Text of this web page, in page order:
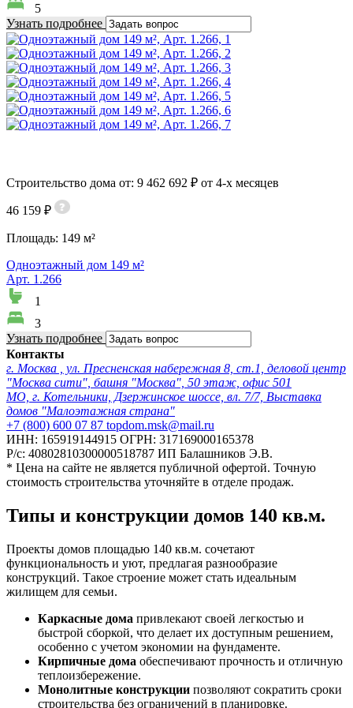
5
Узнать подробнее
Строительство дома от: 9 462 692 ₽ от 4-х месяцев
46 159 ₽
Площадь: 149 м²
Одноэтажный дом 149 м²
Арт. 1.266
1
3
Узнать подробнее
Контакты
г. Москва , ул. Пресненская набережная 8, ст.1, деловой центр
"Москва сити", башня "Москва", 50 этаж, офис 501
МО, г. Котельники, Дзержинское шоссе, вл. 7/7, Выставка
домов "Малоэтажная страна"
+7 (800) 600 07 87 topdom.msk@mail.ru
ИНН: 165919144915 ОГРН: 317169000165378
Р/с: 40802810300000518787 ИП Балашников Э.В.
* Цена на сайте не является публичной офертой. Точную
стоимость строительства уточняйте в отделе продаж.
Типы и конструкции домов 140 кв.м.
Проекты домов площадью 140 кв.м. сочетают
функциональность и уют, предлагая разнообразие
конструкций. Такое строение может стать идеальным
жилищем для семьи.
Каркасные дома привлекают своей легкостью и
быстрой сборкой, что делает их доступным решением,
особенно с учетом экономии на фундаменте.
Кирпичные дома обеспечивают прочность и отличную
теплоизбережение.
Монолитные конструкции позволяют сократить сроки
строительства без ограничений в планировке.